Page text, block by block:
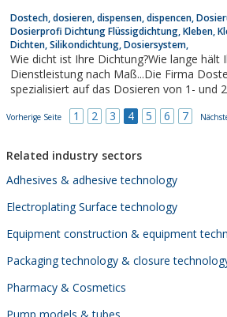
Dostech, dosieren, dispensen, dispencen,
Dosierprofi Dichtung Flüssigdichtung, Kleben,
Dichten, Silikondichtung, Dosiersystem,
Wie dicht ist Ihre Dichtung?Wie lange hält
Dienstleistung nach Maß...Die Firma
spezialisiert auf das Dosieren von 1- und
Vorherige Seite 1 2 3 4 5 6 7
Related industry sectors
Adhesives & adhesive technology
Electroplating Surface technology
Equipment construction & equipment
Packaging technology & closure
Pharmacy & Cosmetics